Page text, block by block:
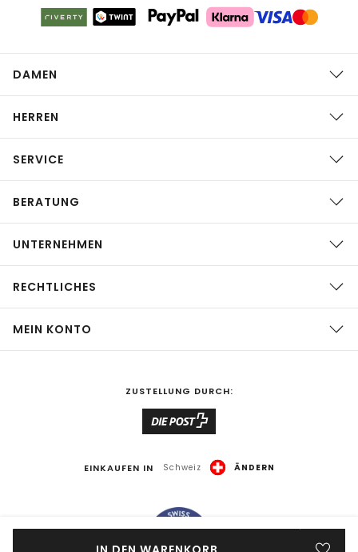
DAMEN
HERREN
SERVICE
BERATUNG
UNTERNEHMEN
RECHTLICHES
MEIN KONTO
ZUSTELLUNG DURCH:
EINKAUFEN IN Schweiz ÄNDERN